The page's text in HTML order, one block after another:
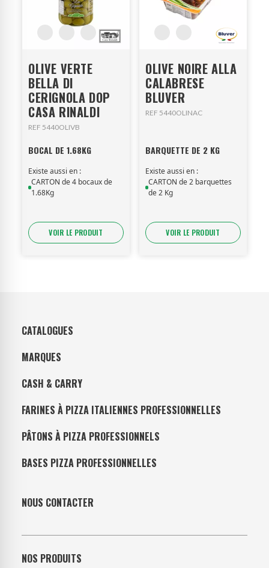
OLIVE VERTE
BELLA DI
CERIGNOLA DOP
CASA RINALDI
REF 5440OLIVB
BOCAL DE 1.68KG
Existe aussi en :
CARTON de 4 bocaux de
1.68Kg
VOIR LE PRODUIT
OLIVE NOIRE ALLA
CALABRESE
BLUVER
REF 5440OLINAC
BARQUETTE DE 2 KG
Existe aussi en :
CARTON de 2 barquettes
de 2 Kg
VOIR LE PRODUIT
CATALOGUES
MARQUES
CASH & CARRY
FARINES À PIZZA ITALIENNES PROFESSIONNELLES
PÂTONS À PIZZA PROFESSIONNELS
BASES PIZZA PROFESSIONNELLES
NOUS CONTACTER
NOS PRODUITS